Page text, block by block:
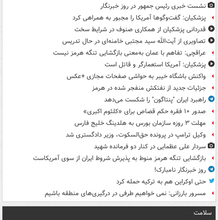
نشست خبری رئیس جمهور در روز خبرنگار
پزشکیان: گفت‌وگوها آمریکا را مجبور به همراهی کرد
قدردانی پزشکیان از همکاری صنوف در شرایط سخت
تصاویری از آیت‌الله سید مجتبی خامنه‌ای در حال تدریس
عراقچی: تفاهم با عمان به‌معنی بازگشایی تنگه هرمز نیست
پزشکیان: آمریکا استعمارگر و قاتل است
واکنش باشگاه خیبر به حواشی صفحات مجازی +عکس
جزئیات جدید از نفتکش منفجر شده در هرمز
راهبرد ایران "پنتاگون" را شکست می‌دهد
صدور ۱۰ فقره حکم قصاص برای «کلثوم اکبری»
مهلت ۳ روزه سازمان بورس به هلدینگ خلیج فارس
وکیل ترامپ در پرونده حق‌السکوت، وزیر دادگستری شد
سردار علی عظمایی در کنار دو فرمانده شهید
بازگشایی تنگه هرمز منوط به پذیرش شروط ایران از سوی آمریکاست
روز خبرنگار نامبارک!
حتی اوکراین هم به ترکیه حمله کرد
مسرور بارزانی: نمی خواهیم طرفی در درگیری‌های منطقه باشیم
سلامت